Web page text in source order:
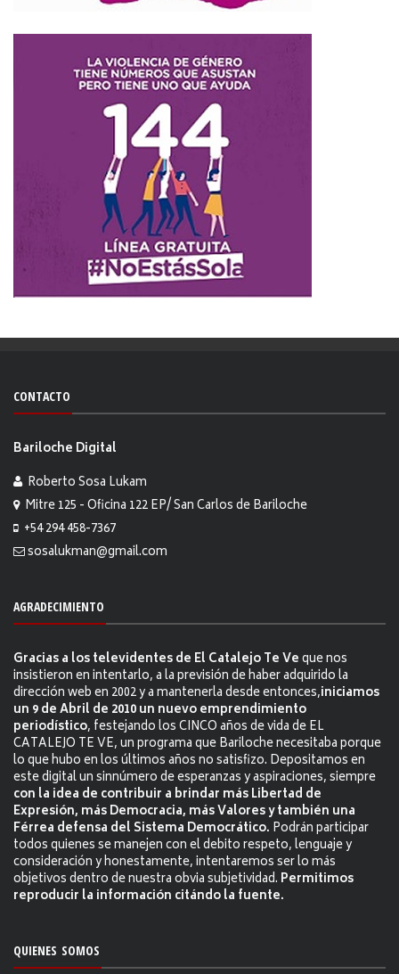
CONTACTO
Bariloche Digital
Roberto Sosa Lukam
Mitre 125 - Oficina 122 EP/ San Carlos de Bariloche
+54 294 458-7367
sosalukman@gmail.com
AGRADECIMIENTO
Gracias a los televidentes de El Catalejo Te Veque nos
insistieron en intentarlo, a la previsión de haber adquirido la
dirección web en 2002 y a mantenerla desde entonces,iniciamos
un 9 de Abril de 2010 un nuevo emprendimiento
periodístico, festejando los CINCO años de vida de EL
CATALEJO TE VE, un programa que Bariloche necesitaba porque
lo que hubo en los últimos años no satisfizo. Depositamos en
este digital un sinnúmero de esperanzas y aspiraciones, siempre
con la idea de contribuir a brindar más Libertad de
Expresión, más Democracia, más Valores y también una
Férrea defensa del Sistema Democrático. Podrán participar
todos quienes se manejen con el debito respeto, lenguaje y
consideración y honestamente, intentaremos ser lo más
objetivos dentro de nuestra obvia subjetividad. Permitimos
reproducir la información citándo la fuente.
QUIENES SOMOS